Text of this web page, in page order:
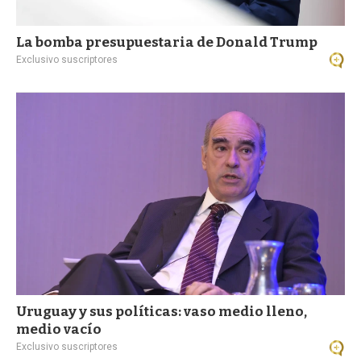
La bomba presupuestaria de Donald Trump
Exclusivo suscriptores
Uruguay y sus políticas: vaso medio lleno,
medio vacío
Exclusivo suscriptores